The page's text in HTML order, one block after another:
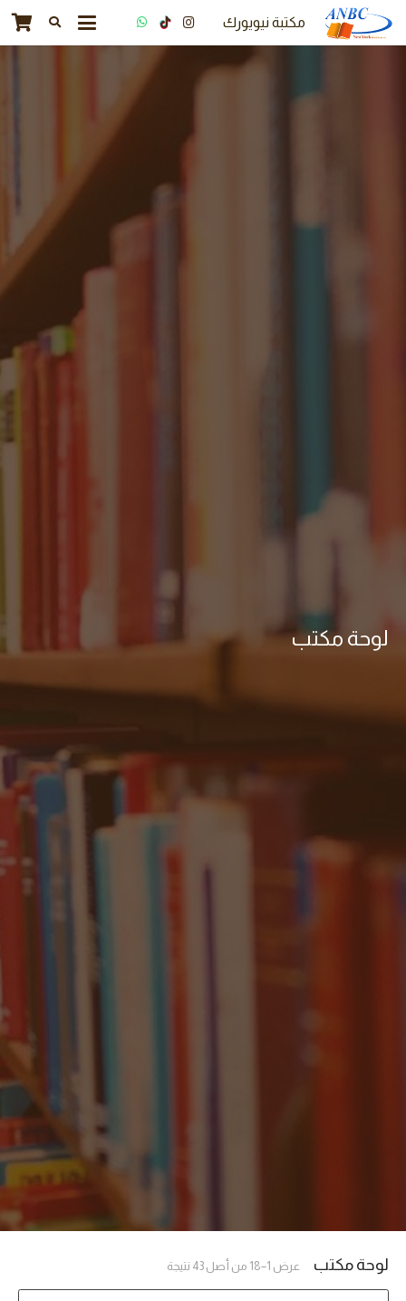
مكتبة نيويورك
لوحة مكتب
لوحة مكتب عرض 1–18 من أصل 43 نتيجة
الفرز